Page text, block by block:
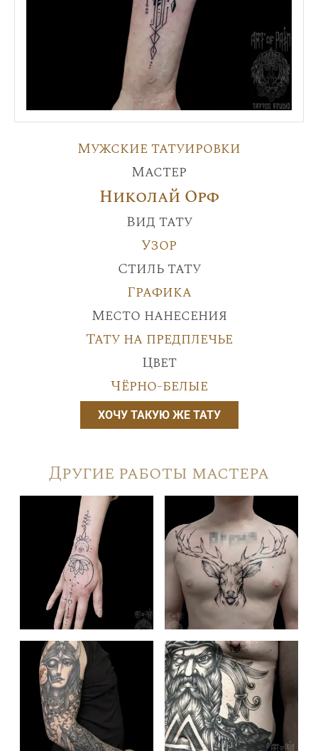
Мужские татуировки
Мастер
Николай Орф
Вид тату
Узор
Стиль тату
Графика
Место нанесения
Тату на предплечье
Цвет
Чёрно-белые
ХОЧУ ТАКУЮ ЖЕ ТАТУ
Другие работы мастера